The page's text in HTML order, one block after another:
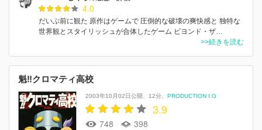
4.0
だいぶ前に観た 原作はゲームで 圧倒的な破壊の爽快感と 独特な
世界観とスタイリッシュが合体したゲーム ビヨンド・ザ…
>>続きを読む
魁‼クロマティ高校
2003年10月02日公開 12分 PRODUCTION I.G
3.9
748 398